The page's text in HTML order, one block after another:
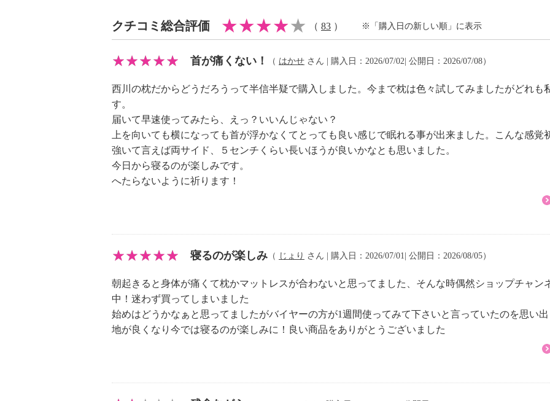
・タンブル乾燥：不可
・アイロン仕上げ：不可
【メンテナンス（ケアラベル）】
・ドラム式洗濯機では洗えない場合がある。詳しくは洗濯機
の取扱説明書を確認する
【原産国（地）】
・側縫製：中国製
・製品仕上げ：日本
クチコミ総合評価 （ 83 ） ※「購入日の新しい順」に表示
首が痛くない！ （ はかせ さん | 購入日：2026/07/02| 公開日：2026/07/08）
西川の枕だからどうだろうって半信半疑で購入しました。今まで枕は色々試してみましたがどれも
す。
届いて早速使ってみたら、えっ？いいんじゃない？
上を向いても横になっても首が浮かなくてとっても良い感じで眠れる事が出来ました。こんな感覚
強いて言えば両サイド、５センチくらい長いほうが良いかなとも思いました。
今日から寝るのが楽しみです。
へたらないように祈ります！
寝るのが楽しみ （ じょり さん | 購入日：2026/07/01| 公開日：2026/08/05）
朝起きると身体が痛くて枕かマットレスが合わないと思ってました、そんな時偶然ショップチャン
中！迷わず買ってしまいました
始めはどうかなぁと思ってましたがバイヤーの方が1週間使ってみて下さいと言っていたのを思い
地が良くなり今では寝るのが楽しみに！良い商品をありがとうございました